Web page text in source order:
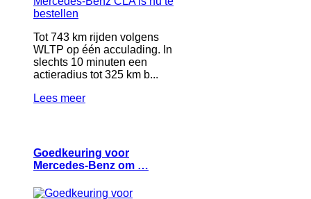
Tot 743 km rijden volgens
WLTP op één acculading. In
slechts 10 minuten een
actieradius tot 325 km b...
Lees meer
Goedkeuring voor
Mercedes-Benz om …